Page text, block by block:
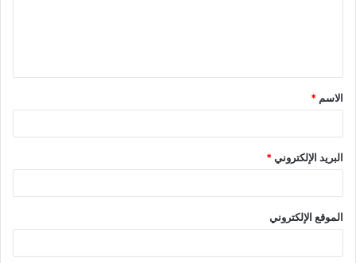
ق
*
الاسم *
البريد الإلكتروني*
الموقع الإلكتروني